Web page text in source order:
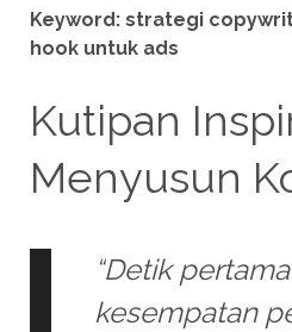
Keyword: strategi
hook untuk ads
Kutipan
Menyusun
“Detik
kesempatan